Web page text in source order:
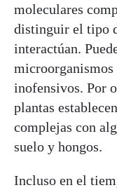
moleculares
distinguir el tipo
interactúan.
microorganismos
inofensivos. Por
plantas
complejas con
suelo y hongos.
Incluso en el